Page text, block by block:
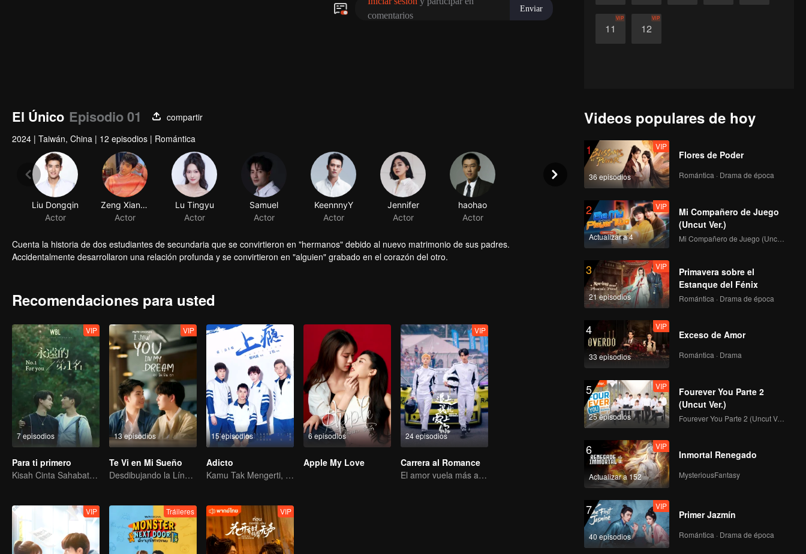
11
VIP
12
VIP
El Único Episodio 01
compartir
2024 | Taiwán, China | 12 episodios | Romántica
Liu Dongqin
Actor
Zeng Xiangzhen
Actor
Lu Tingyu
Actor
Samuel
Actor
KeennnyY
Actor
Jennifer
Actor
haohao
Actor
Cuenta la historia de dos estudiantes de secundaria que se convirtieron en "hermanos" debido al nuevo matrimonio de sus padres.
Accidentalmente desarrollaron una relación profunda y se convirtieron en "alguien" grabado en el corazón del otro.
Recomendaciones para usted
7 episodios
VIP
Para ti primero
Kisah Cinta Sahabat Masa Kecil
13 episodios
VIP
Te Vi en Mi Sueño
Desdibujando la Línea entre Sueños y Realidad
15 episodios
Adicto
Kamu Tak Mengerti, Ini Juga Cinta
6 episodios
Apple My Love
24 episodios
VIP
Carrera al Romance
El amor vuela más allá de las fronteras, la gloria unida como socios
VIP Tráileres VIP
Videos populares de hoy
1
36 episodios
VIP
Flores de Poder
Romántica · Drama de época
2
Actualizar a 4
VIP
Mi Compañero de Juego
(Uncut Ver.)
Mi Compañero de Juego (Uncut Ver.)
3
21 episodios
VIP
Primavera sobre el
Estanque del Fénix
Romántica · Drama de época
4
33 episodios
VIP
Exceso de Amor
Romántica · Drama
5
25 episodios
VIP
Fourever You Parte 2
(Uncut Ver.)
Fourever You Parte 2 (Uncut Ver.)
6
Actualizar a 152
VIP
Inmortal Renegado
MysteriousFantasy
7
40 episodios
VIP
Primer Jazmín
Romántica · Drama de época